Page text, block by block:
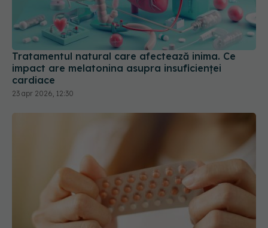
Tratamentul natural care afectează inima. Ce
impact are melatonina asupra insuficienței
cardiace
23 apr 2026, 12:30
Studiu pe 3 milioane de femei: unele
contraceptive hormonale ar putea crește riscul